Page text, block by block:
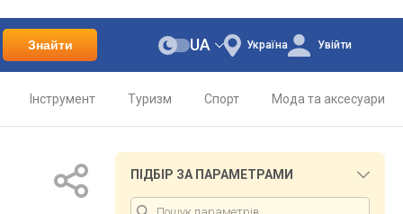
Знайти Україна
UA Увійти
Інструмент Туризм Спорт Мода та аксесуари
ПІДБІР ЗА ПАРАМЕТРАМИ